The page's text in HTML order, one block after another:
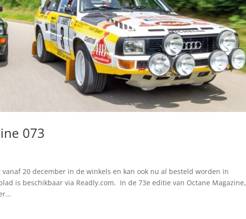
073
20 december in de winkels en kan ook nu al besteld worden in
is beschikbaar via Readly.com. In de 73e editie van Octane